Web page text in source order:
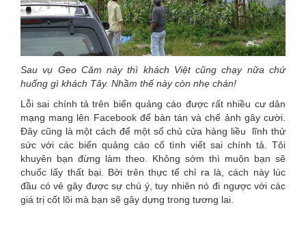
Sau vụ Geo Căm này thì khách Việt cũng chạy nữa chứ
huống gì khách Tây. Nhầm thế này còn nhẹ chán!
Lỗi sai chính tả trên biển quảng cáo được rất nhiều cư dân
mạng mang lên Facebook để bàn tán và chế ảnh gây cười.
Đây cũng là một cách để một số chủ cửa hàng liều lĩnh thử
sức với các biển quảng cáo cố tình viết sai chính tả. Tôi
khuyên bạn đừng làm theo. Không sớm thì muộn bạn sẽ
chuốc lấy thất bại. Bởi trên thực tế chỉ ra là, cách này lúc
đầu có vẻ gây được sự chú ý, tuy nhiên nó đi ngược với các
giá trị cốt lõi mà bạn sẽ gây dựng trong tương lai.